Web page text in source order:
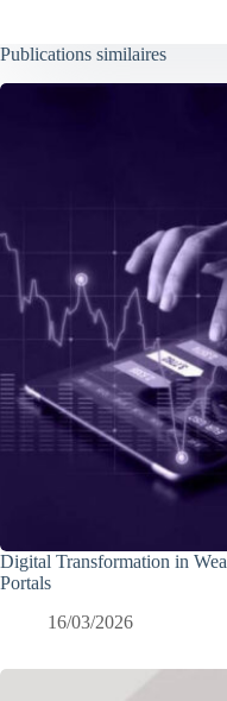
Publications similaires
Digital Transformation in
Portals
16/03/2026